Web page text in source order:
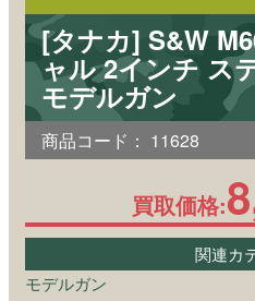
[タナカ] S&W
ャル 2インチ
モデルガン
商品コード： 11628
買取価格:
関連カ
モデルガン